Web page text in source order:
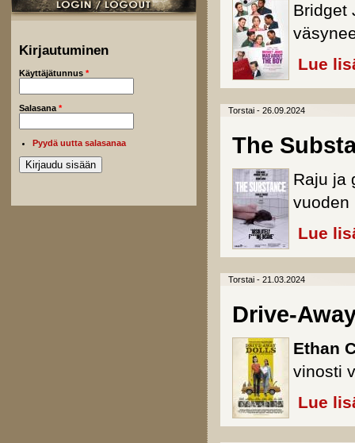
Kirjautuminen
Käyttäjätunnus *
Salasana *
Pyydä uutta salasanaa
Bridget
Lue
Torstai - 26.09.2024
The
Raju ja
vuoden
Lue
Torstai - 21.03.2024
Drive-
Ethan
vinosti
Lue